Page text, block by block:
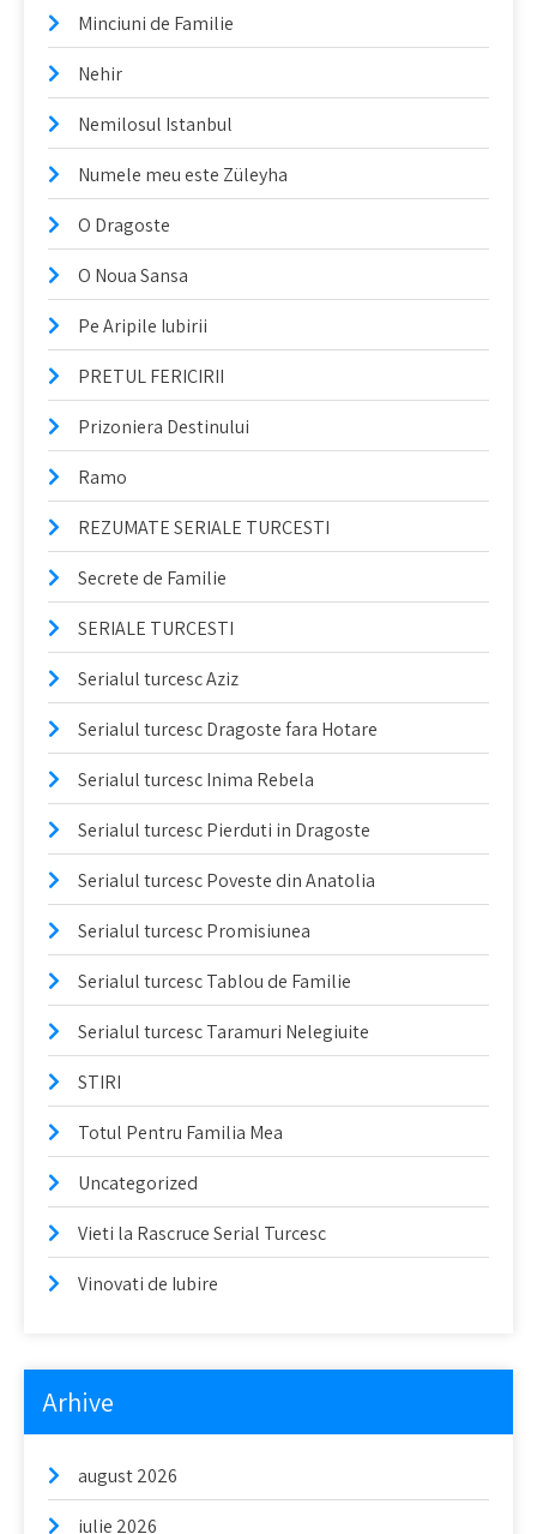
Minciuni de Familie
Nehir
Nemilosul Istanbul
Numele meu este Züleyha
O Dragoste
O Noua Sansa
Pe Aripile Iubirii
PRETUL FERICIRII
Prizoniera Destinului
Ramo
REZUMATE SERIALE TURCESTI
Secrete de Familie
SERIALE TURCESTI
Serialul turcesc Aziz
Serialul turcesc Dragoste fara Hotare
Serialul turcesc Inima Rebela
Serialul turcesc Pierduti in Dragoste
Serialul turcesc Poveste din Anatolia
Serialul turcesc Promisiunea
Serialul turcesc Tablou de Familie
Serialul turcesc Taramuri Nelegiuite
STIRI
Totul Pentru Familia Mea
Uncategorized
Vieti la Rascruce Serial Turcesc
Vinovati de Iubire
Arhive
august 2026
iulie 2026